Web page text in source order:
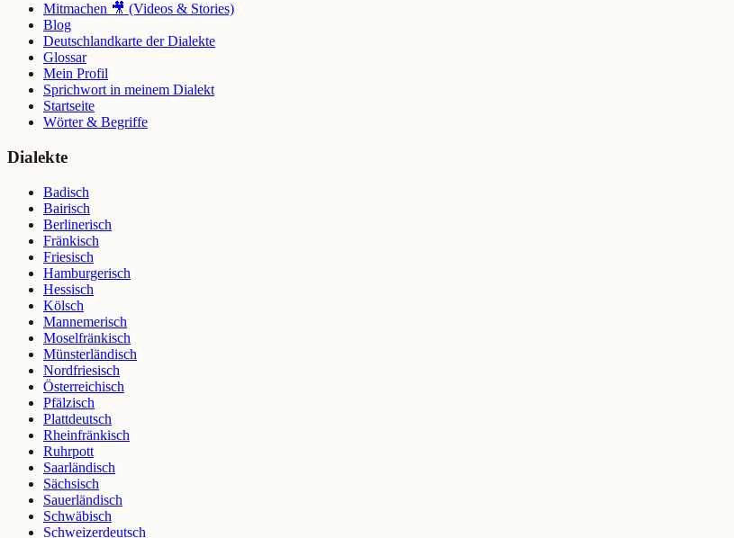
Mitmachen 🎥 (Videos & Stories)
Blog
Deutschlandkarte der Dialekte
Glossar
Mein Profil
Sprichwort in meinem Dialekt
Startseite
Wörter & Begriffe
Dialekte
Badisch
Bairisch
Berlinerisch
Fränkisch
Friesisch
Hamburgerisch
Hessisch
Kölsch
Mannemerisch
Moselfränkisch
Münsterländisch
Nordfriesisch
Österreichisch
Pfälzisch
Plattdeutsch
Rheinfränkisch
Ruhrpott
Saarländisch
Sächsisch
Sauerländisch
Schwäbisch
Schweizerdeutsch